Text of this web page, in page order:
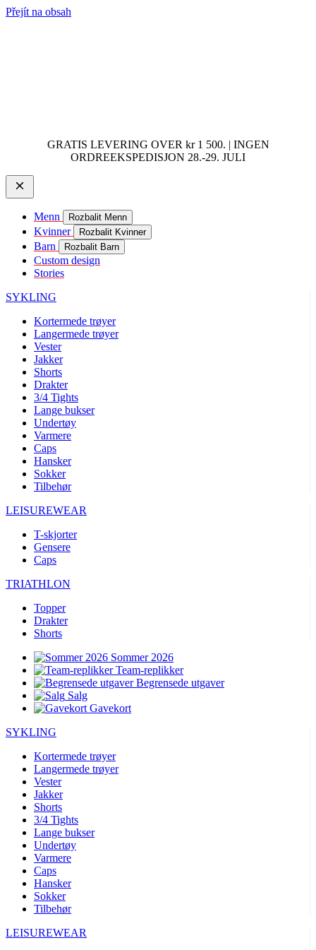
Přejít na obsah
GRATIS LEVERING OVER kr 1 500. | INGEN
ORDREEKSPEDISJON 28.-29. JULI
Menn Rozbalit Menn
Kvinner Rozbalit Kvinner
Barn Rozbalit Barn
Custom design
Stories
SYKLING
Kortermede trøyer
Langermede trøyer
Vester
Jakker
Shorts
Drakter
3/4 Tights
Lange bukser
Undertøy
Varmere
Caps
Hansker
Sokker
Tilbehør
LEISUREWEAR
T-skjorter
Gensere
Caps
TRIATHLON
Topper
Drakter
Shorts
Sommer 2026
Team-replikker
Begrensede utgaver
Salg
Gavekort
SYKLING
Kortermede trøyer
Langermede trøyer
Vester
Jakker
Shorts
3/4 Tights
Lange bukser
Undertøy
Varmere
Caps
Hansker
Sokker
Tilbehør
LEISUREWEAR